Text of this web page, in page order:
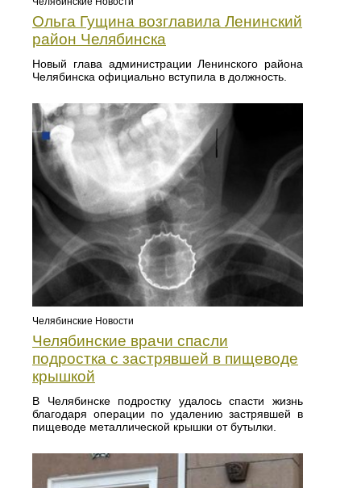
Ольга Гущина возглавила Ленинский
район Челябинска
Новый глава администрации Ленинского района
Челябинска официально вступила в должность.
Челябинские Новости
Челябинские врачи спасли
подростка с застрявшей в пищеводе
крышкой
В Челябинске подростку удалось спасти жизнь
благодаря операции по удалению застрявшей в
пищеводе металлической крышки от бутылки.